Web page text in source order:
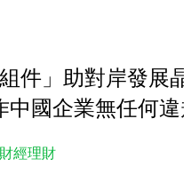
件」助對岸發展晶
國企業無任何違
財經理財